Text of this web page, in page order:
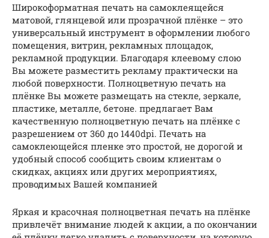
Широкоформатная печать на самоклеящейся
матовой, глянцевой или прозрачной плёнке – это
универсальный инструмент в оформлении любого
помещения, витрин, рекламных площадок,
рекламной продукции. Благодаря клеевому слою
Вы можете разместить рекламу практически на
любой поверхности. Полноцветную печать на
плёнке Вы можете размещать на стекле, зеркале,
пластике, металле, бетоне. предлагает Вам
качественную полноцветную печать на плёнке с
разрешением от 360 до 1440dpi. Печать на
самоклеющейся пленке это простой, не дорогой и
удобный способ сообщить своим клиентам о
скидках, акциях или других мероприятиях,
проводимых Вашей компанией
Яркая и красочная полноцветная печать на плёнке
привлечёт внимание людей к акции, а по окончании